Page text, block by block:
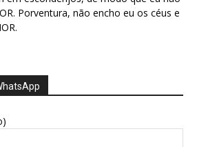
Porventura, não encho eu os céus e